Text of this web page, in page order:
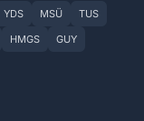
YDS MSÜ
TUS
HMGS
GUY